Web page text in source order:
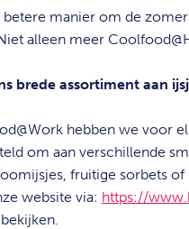
betere manier om de
alleen meer
brede assortiment aan
hebben we voor
om aan verschillende
fruitige sorbets
website via: https://